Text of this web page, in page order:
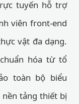
tuyến hỗ trợ
viên front-end
vật đa dạng.
hóa từ tổ
toàn bộ biểu
tảng thiết bị